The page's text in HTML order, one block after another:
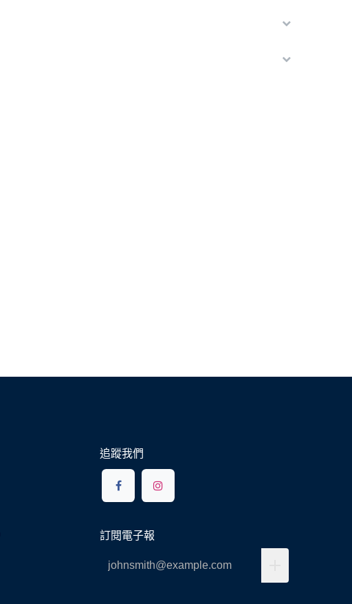
追蹤我們
訂閱電子報